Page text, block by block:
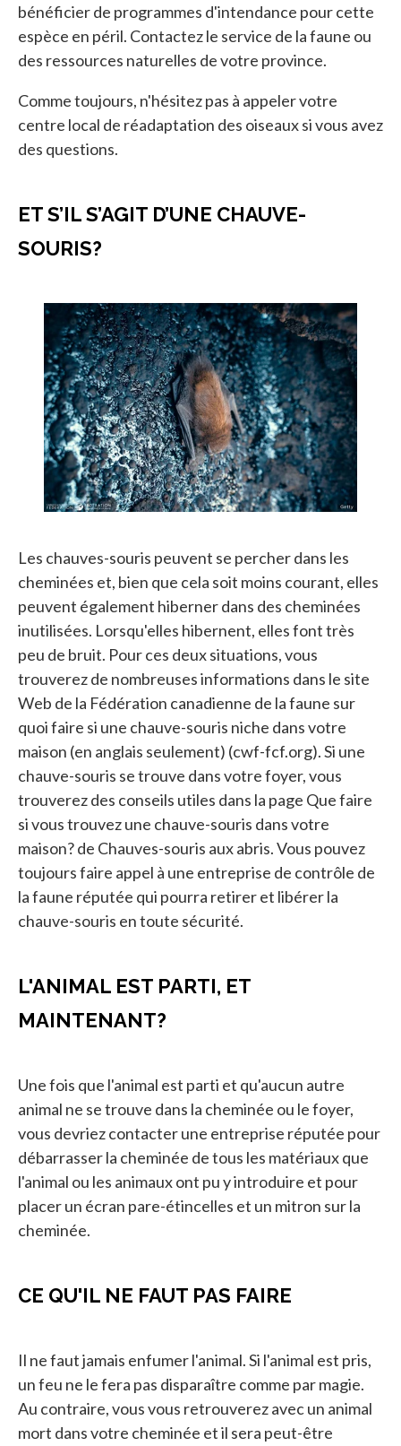
bénéficier de programmes d'intendance pour cette
espèce en péril. Contactez le service de la faune ou
des ressources naturelles de votre province.
Comme toujours, n'hésitez pas à appeler votre
centre local de réadaptation des oiseaux si vous avez
des questions.
ET S’IL S’AGIT D’UNE CHAUVE-
SOURIS?
Les chauves-souris peuvent se percher dans les
cheminées et, bien que cela soit moins courant, elles
peuvent également hiberner dans des cheminées
inutilisées. Lorsqu'elles hibernent, elles font très
peu de bruit. Pour ces deux situations, vous
trouverez de nombreuses informations dans le site
Web de la Fédération canadienne de la faune sur
quoi faire si une chauve-souris niche dans votre
maison (en anglais seulement) (cwf-fcf.org). Si une
chauve-souris se trouve dans votre foyer, vous
trouverez des conseils utiles dans la page Que faire
si vous trouvez une chauve-souris dans votre
maison? de Chauves-souris aux abris. Vous pouvez
toujours faire appel à une entreprise de contrôle de
la faune réputée qui pourra retirer et libérer la
chauve-souris en toute sécurité.
L'ANIMAL EST PARTI, ET
MAINTENANT?
Une fois que l'animal est parti et qu'aucun autre
animal ne se trouve dans la cheminée ou le foyer,
vous devriez contacter une entreprise réputée pour
débarrasser la cheminée de tous les matériaux que
l'animal ou les animaux ont pu y introduire et pour
placer un écran pare-étincelles et un mitron sur la
cheminée.
CE QU'IL NE FAUT PAS FAIRE
Il ne faut jamais enfumer l'animal. Si l'animal est pris,
un feu ne le fera pas disparaître comme par magie.
Au contraire, vous vous retrouverez avec un animal
mort dans votre cheminée et il sera peut-être